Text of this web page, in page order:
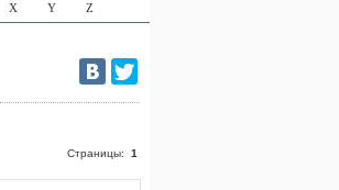
X Y Z
Страницы: 1